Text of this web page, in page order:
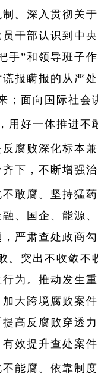
深入贯彻关于
干部认识到中
手”和领导班子
报瞒报的从严
；面向国际社
用好一体推进
败深化标本兼
下，不断增强
腐。坚持猛药
、国企、能源
严肃查处政商
。突出不收敛
为。推动发生
加大跨境腐败案
高反腐败穿透
效提升查处案
腐。依靠制度